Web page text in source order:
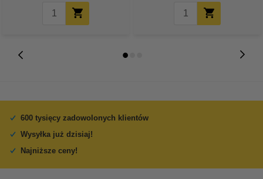
600 tysięcy zadowolonych klientów
Wysyłka już dzisiaj!
Najniższe ceny!